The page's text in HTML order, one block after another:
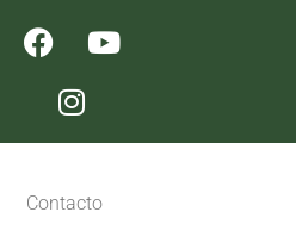
Contacto